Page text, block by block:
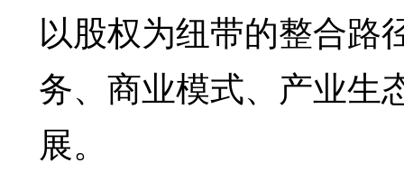
以股权为纽带的整合路
务、商业模式、产业生
展。